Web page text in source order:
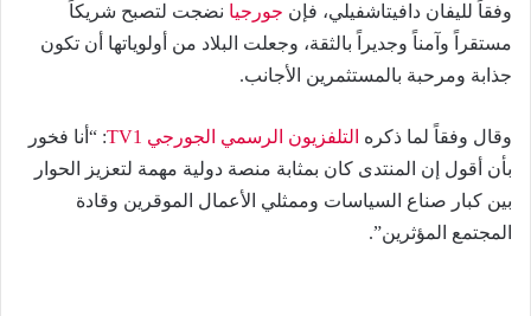
وفقاً لليفان دافيتاشفيلي، فإن جورجيا نضجت لتصبح شريكاً
مستقراً وآمناً وجديراً بالثقة، وجعلت البلاد من أولوياتها أن تكون
جذابة ومرحبة بالمستثمرين الأجانب.
وقال وفقاً لما ذكره التلفزيون الرسمي الجورجي TV1
: “أنا فخور
بأن أقول إن المنتدى كان بمثابة منصة دولية مهمة لتعزيز الحوار
بين كبار صناع السياسات وممثلي الأعمال الموقرين وقادة
المجتمع المؤثرين”.